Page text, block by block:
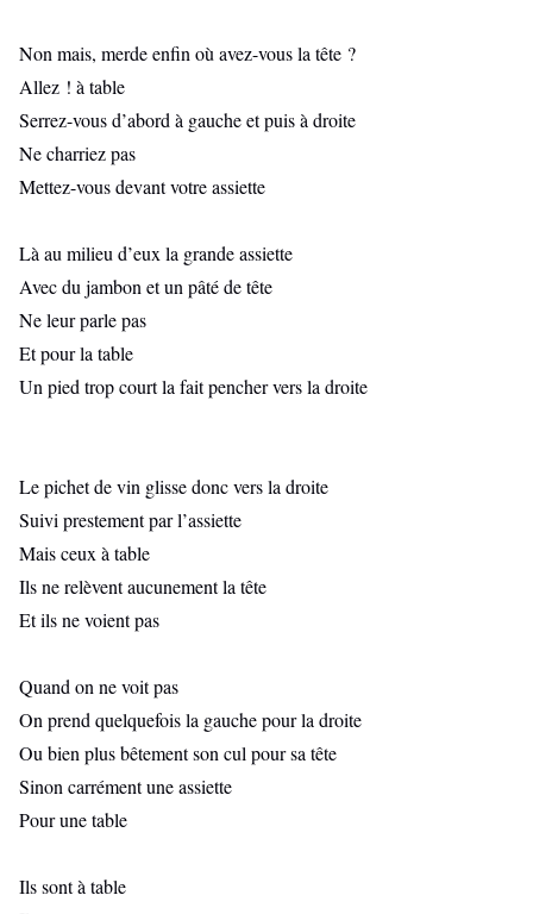
Non mais, merde enfin où avez-vous la tête ?
Allez ! à table
Serrez-vous d’abord à gauche et puis à droite
Ne charriez pas
Mettez-vous devant votre assiette
Là au milieu d’eux la grande assiette
Avec du jambon et un pâté de tête
Ne leur parle pas
Et pour la table
Un pied trop court la fait pencher vers la droite
Le pichet de vin glisse donc vers la droite
Suivi prestement par l’assiette
Mais ceux à table
Ils ne relèvent aucunement la tête
Et ils ne voient pas
Quand on ne voit pas
On prend quelquefois la gauche pour la droite
Ou bien plus bêtement son cul pour sa tête
Sinon carrément une assiette
Pour une table
Ils sont à table